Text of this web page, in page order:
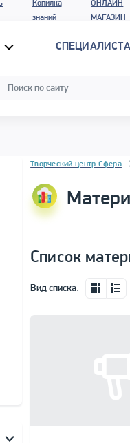
Копилка
знаний
ОНЛАЙН
МАГАЗИН
Блок новостей
Творческий центр Сфера
Список
Вид списка: